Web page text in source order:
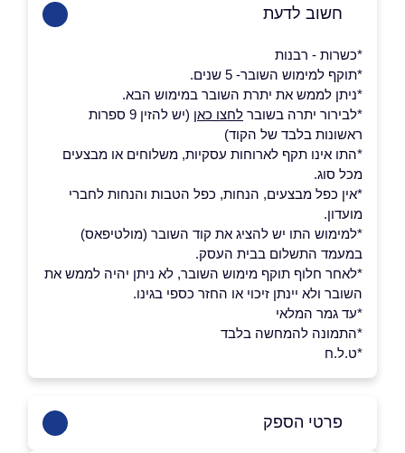
חשוב לדעת
*כשרות - רבנות
*תוקף למימוש השובר- 5 שנים.
*ניתן לממש את יתרת השובר במימוש הבא.
*לבירור יתרה בשובר לחצו כאן
(יש להזין 9 ספרות
ראשונות בלבד של הקוד)
*התו אינו תקף לארוחות עסקיות, משלוחים או מבצעים
מכל סוג.
*אין כפל מבצעים, הנחות, כפל הטבות והנחות לחברי
מועדון.
*למימוש התו יש להציג את קוד השובר (מולטיפאס)
במעמד התשלום בבית העסק.
*לאחר חלוף תוקף מימוש השובר, לא ניתן יהיה לממש את
השובר ולא יינתן זיכוי או החזר כספי בגינו.
*עד גמר המלאי
*התמונה להמחשה בלבד
*ט.ל.ח
פרטי הספק